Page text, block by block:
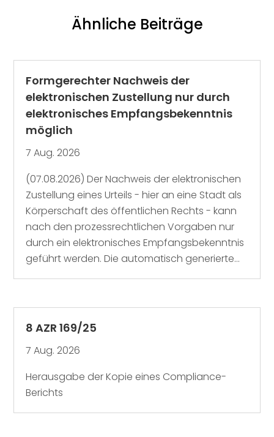
Ähnliche Beiträge
Formgerechter Nachweis der
elektronischen Zustellung nur durch
elektronisches Empfangsbekenntnis
möglich
7 Aug. 2026
(07.08.2026) Der Nachweis der elektronischen
Zustellung eines Urteils - hier an eine Stadt als
Körperschaft des öffentlichen Rechts - kann
nach den prozessrechtlichen Vorgaben nur
durch ein elektronisches Empfangsbekenntnis
geführt werden. Die automatisch generierte...
8 AZR 169/25
7 Aug. 2026
Herausgabe der Kopie eines Compliance-
Berichts